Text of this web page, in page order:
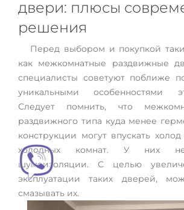
двери: плюсы
решения
Перед выбором и покупкой
как межкомнатные раздвижные
специалисты советуют поближе
уникальными особенностями
Следует помнить, что
раздвижного типа куда менее
конструкции могут впускать
холодных комнат. У них
шумоизоляции. С целью
эксплуатации таких дверей,
смазывать их.